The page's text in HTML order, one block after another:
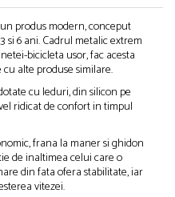
produs modern, conceput
si 6 ani. Cadrul metalic extrem
bicicleta usor, fac acesta
alte produse similare.
cu leduri, din silicon pe
ridicat de confort in timpul
frana la maner si ghidon
de inaltimea celui care o
din fata ofera stabilitate, iar
vitezei.